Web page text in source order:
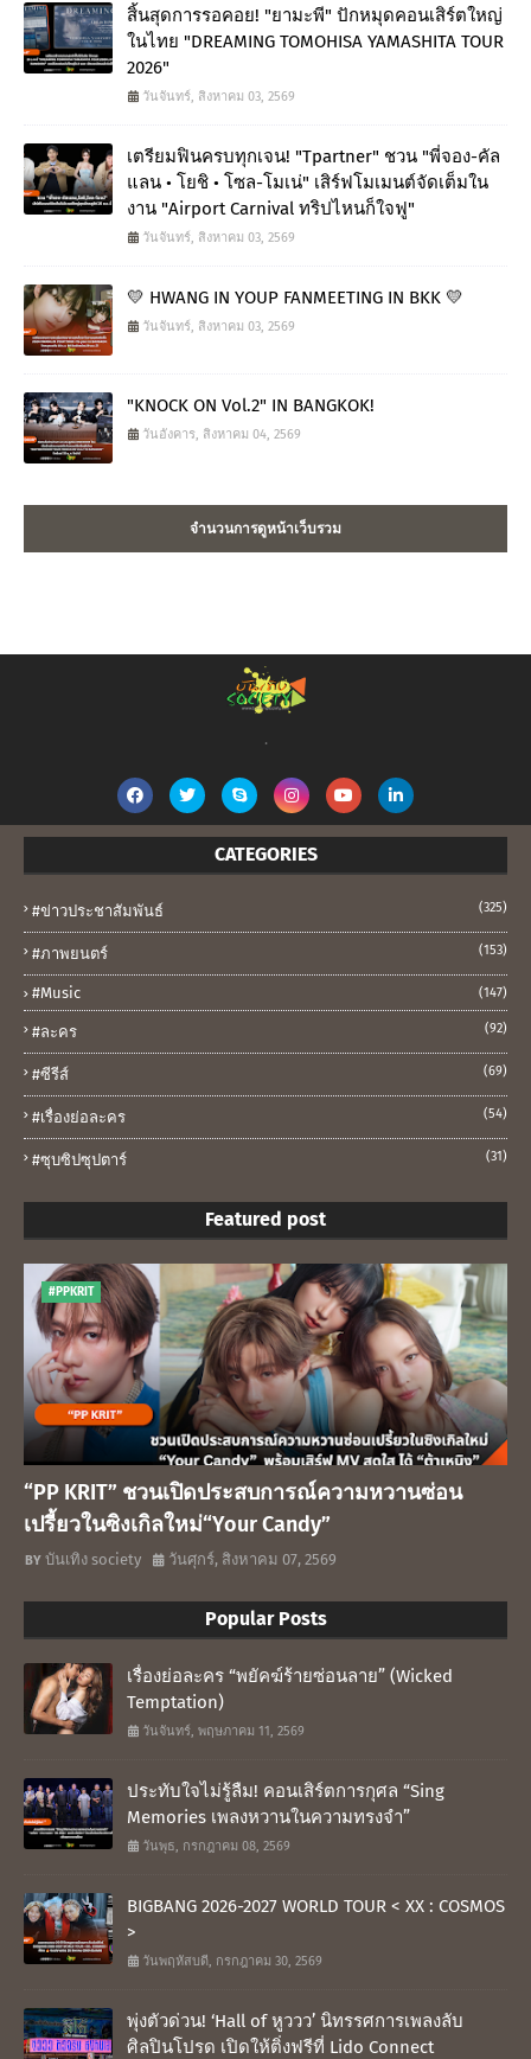
สิ้นสุดการรอคอย! "ยามะพี" ปักหมุดคอนเสิร์ตใหญ่
ในไทย "DREAMING TOMOHISA YAMASHITA TOUR
2026"
วันจันทร์, สิงหาคม 03, 2569
เตรียมฟินครบทุกเจน! "Tpartner" ชวน "พี่จอง-คัล
แลน • โยชิ • โซล-โมเน่" เสิร์ฟโมเมนต์จัดเต็มใน
งาน "Airport Carnival ทริปไหนก็ใจฟู"
วันจันทร์, สิงหาคม 03, 2569
💛 HWANG IN YOUP FANMEETING IN BKK 💛
วันจันทร์, สิงหาคม 03, 2569
"KNOCK ON Vol.2" IN BANGKOK!
วันอังคาร, สิงหาคม 04, 2569
จำนวนการดูหน้าเว็บรวม
.
CATEGORIES
#ข่าวประชาสัมพันธ์ (325)
#ภาพยนตร์ (153)
#music (147)
#ละคร (92)
#ซีรีส์ (69)
#เรื่องย่อละคร (54)
#ซุบซิปซุปตาร์ (31)
Featured post
#PPKRIT
“PP KRIT” ชวนเปิดประสบการณ์ความหวานซ่อน
เปรี้ยวในซิงเกิลใหม่“Your Candy”
บันเทิง society วันศุกร์, สิงหาคม 07, 2569
Popular Posts
เรื่องย่อละคร “พยัคฆ์ร้ายซ่อนลาย” (Wicked
Temptation)
วันจันทร์, พฤษภาคม 11, 2569
ประทับใจไม่รู้ลืม! คอนเสิร์ตการกุศล “Sing
Memories เพลงหวานในความทรงจำ”
วันพุธ, กรกฎาคม 08, 2569
BIGBANG 2026-2027 WORLD TOUR < XX : COSMOS
>
วันพฤหัสบดี, กรกฎาคม 30, 2569
พุ่งตัวด่วน! ‘Hall of หูววว’ นิทรรศการเพลงลับ
ศิลปินโปรด เปิดให้ติ่งฟรีที่ Lido Connect